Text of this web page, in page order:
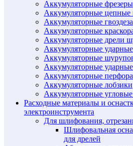
Аккумуляторные фрезеры
Аккумуляторные
Аккумуляторные
Аккумуляторные
Аккумуляторные дрели
Аккумуляторные
Аккумуляторные
Аккумуляторные
Аккумуляторные
Аккумуляторные лобзики
Аккумуляторные
Расходные материалы и
электроинструмента
Для шлифования,
Шлифовальная
для дрелей